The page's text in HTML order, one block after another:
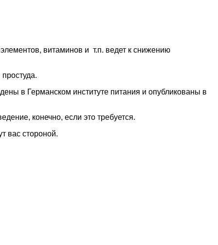
витаминов и т.п. ведет к снижению
в Германском институте питания и опубликованы в
конечно, если это требуется.
вас стороной.